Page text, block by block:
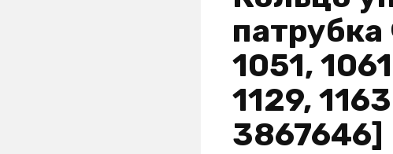
1051,
1129,
3867646]